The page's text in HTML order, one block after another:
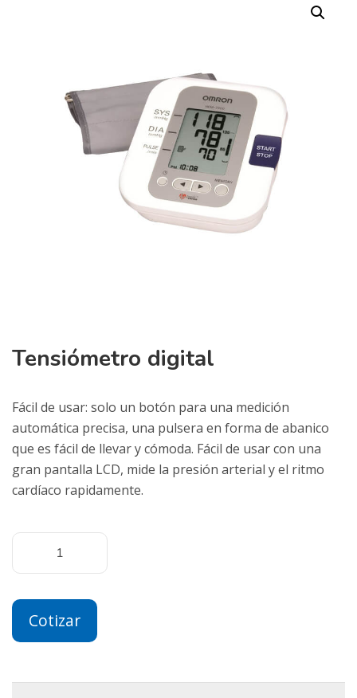
Tensiómetro digital
Fácil de usar: solo un botón para una medición
automática precisa, una pulsera en forma de abanico
que es fácil de llevar y cómoda. Fácil de usar con una
gran pantalla LCD, mide la presión arterial y el ritmo
cardíaco rapidamente.
Cotizar